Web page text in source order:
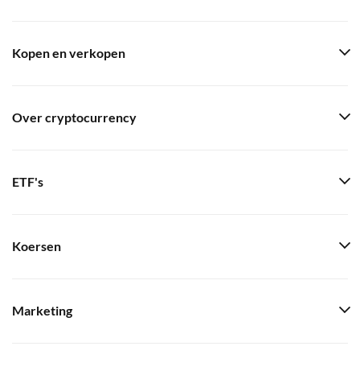
Kopen en verkopen
Over cryptocurrency
ETF's
Koersen
Marketing